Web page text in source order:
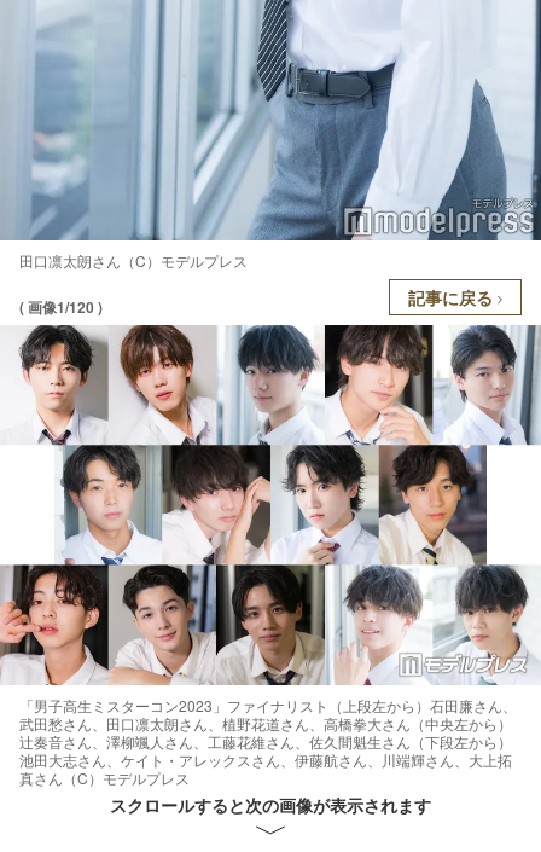
田口凛太朗さん（C）モデルプレス
( 画像1/120 ) 記事に戻る
「男子高生ミスターコン2023」ファイナリスト（上段左から）石田廉さん、
武田愁さん、田口凛太朗さん、植野花道さん、高橋拳大さん（中央左から）
辻奏音さん、澤柳颯人さん、工藤花維さん、佐久間魁生さん（下段左から）
池田大志さん、ケイト・アレックスさん、伊藤航さん、川端輝さん、大上拓
真さん（C）モデルプレス
スクロールすると次の画像が表示されます